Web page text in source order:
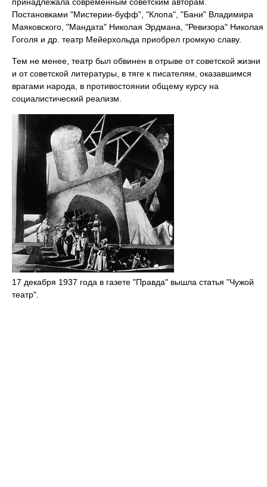
Постановками "Мистерии-буфф", "Клопа", "Бани" Владимира
Маяковского, "Мандата" Николая Эрдмана, "Ревизора" Николая
Гоголя и др. театр Мейерхольда приобрел громкую славу.
Тем не менее, театр был обвинен в отрыве от советской жизни
и от советской литературы, в тяге к писателям, оказавшимся
врагами народа, в противостоянии общему курсу на
социалистический реализм.
17 декабря 1937 года в газете "Правда" вышла статья "Чужой
театр".